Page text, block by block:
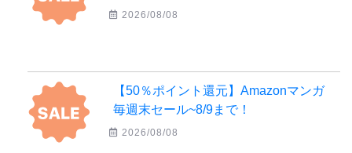
2026/08/08
【50％ポイント還元】Amazonマンガ
毎週末セール~8/9まで！
2026/08/08